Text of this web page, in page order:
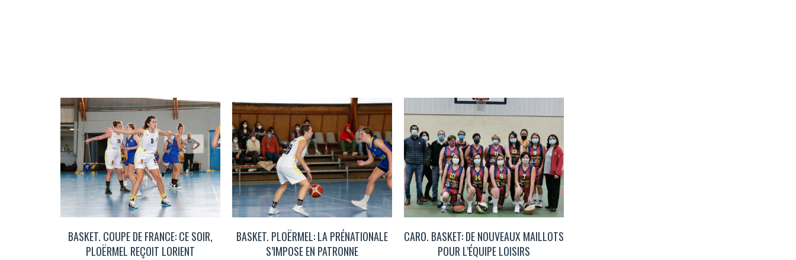
BASKET. COUPE DE FRANCE: CE SOIR,
PLOËRMEL REÇOIT LORIENT
BASKET. PLOËRMEL: LA PRÉNATIONALE
S’IMPOSE EN PATRONNE
CARO. BASKET: DE NOUVEAUX MAILLOTS
POUR L’ÉQUIPE LOISIRS